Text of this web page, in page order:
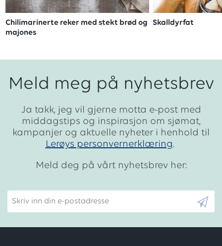
Chilimarinerte reker med stekt brød og
majones
Skalldyrfat
Meld meg på nyhetsbrev
Ja takk, jeg vil gjerne motta e-post med
middagstips og inspirasjon om sjømat,
kampanjer og aktuelle nyheter i henhold til
Lerøys personvernerklæring.
Meld deg på vårt nyhetsbrev her: